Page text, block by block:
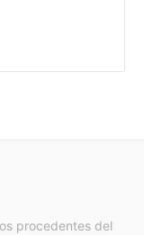
procedentes del